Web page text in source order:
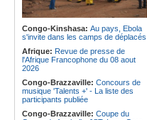
Afrique:Les statistiques clés avant
le quart de finale entre la Côte
d'Ivoire et l'Algérie
Afrique:Le Maroc et l'Afrique du
Sud se retrouvent quatre ans après
la finale
Afrique:
Côte d'Ivoire - Algérie, un
Congo-Kinshasa: Au pays, Ebola
s'invite dans les camps de déplacés
Afrique: Revue de presse de
l'Afrique Francophone du 08 aout
2026
Congo-Brazzaville: Concours de
musique 'Talents +' - La liste des
participants publiée
Congo-Brazzaville: Coupe du